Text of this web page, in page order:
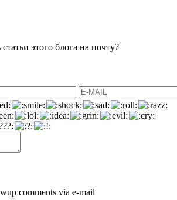
этого блога на почту?
comments via e-mail